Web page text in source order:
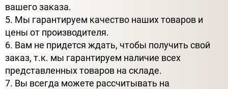
вашего заказа.
5. Мы гарантируем качество наших товаров и
цены от производителя.
6. Вам не придется ждать, чтобы получить свой
заказ, т.к. мы гарантируем наличие всех
представленных товаров на складе.
7. Вы всегда можете рассчитывать на